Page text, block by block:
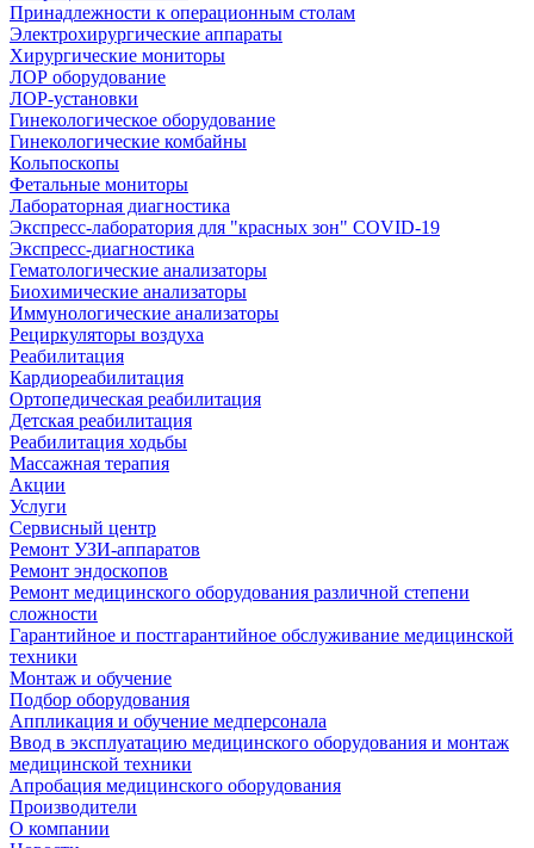
Принадлежности к операционным столам
Электрохирургические аппараты
Хирургические мониторы
ЛОР оборудование
ЛОР-установки
Гинекологическое оборудование
Гинекологические комбайны
Кольпоскопы
Фетальные мониторы
Лабораторная диагностика
Экспресс-лаборатория для "красных зон" COVID-19
Экспресс-диагностика
Гематологические анализаторы
Биохимические анализаторы
Иммунологические анализаторы
Рециркуляторы воздуха
Реабилитация
Кардиореабилитация
Ортопедическая реабилитация
Детская реабилитация
Реабилитация ходьбы
Массажная терапия
Акции
Услуги
Сервисный центр
Ремонт УЗИ-аппаратов
Ремонт эндоскопов
Ремонт медицинского оборудования различной степени
сложности
Гарантийное и постгарантийное обслуживание медицинской
техники
Монтаж и обучение
Подбор оборудования
Аппликация и обучение медперсонала
Ввод в эксплуатацию медицинского оборудования и монтаж
медицинской техники
Апробация медицинского оборудования
Производители
О компании